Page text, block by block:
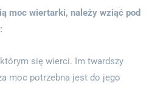
moc wiertarki, należy wziąć pod
którym się wierci. Im twardszy
moc potrzebna jest do jego